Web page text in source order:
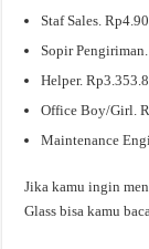
Staf Sales.
Sopir
Helper.
Office Boy/Girl.
Maintenance
Jika kamu ingin
Glass bisa kamu